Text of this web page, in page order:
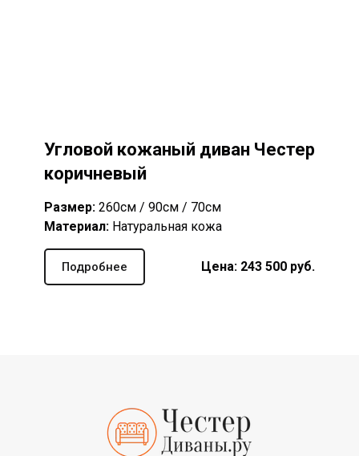
Угловой кожаный диван Честер
коричневый
Размер: 260см / 90см / 70см
Материал: Натуральная кожа
Подробнее Цена: 243 500 руб.